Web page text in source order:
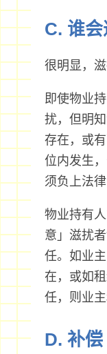
C. 谁会
很明显，
即使物业
扰，但明
存在，或
位内发生
须负上法律
物业持有
意」滋扰
任。如业
在，或如
任，则业
D. 补偿